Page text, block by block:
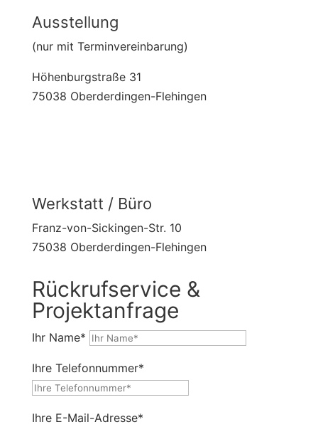
Ausstellung
(nur mit Terminvereinbarung)
Höhenburgstraße 31
75038 Oberderdingen-Flehingen
Werkstatt / Büro
Franz-von-Sickingen-Str. 10
75038 Oberderdingen-Flehingen
Rückrufservice &
Projektanfrage
Ihr Name*
Ihre Telefonnummer*
Ihre E-Mail-Adresse*